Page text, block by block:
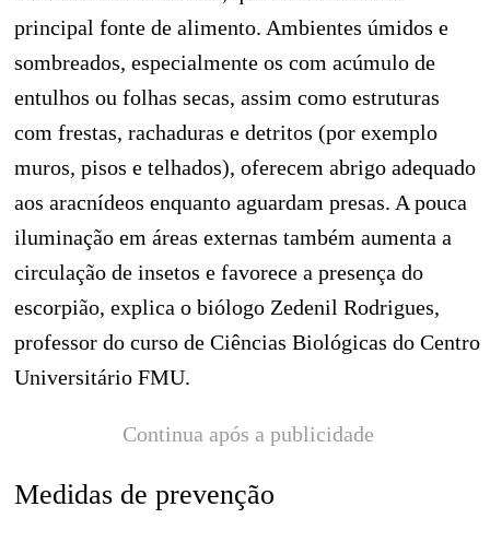
principal fonte de alimento. Ambientes úmidos e
sombreados, especialmente os com acúmulo de
entulhos ou folhas secas, assim como estruturas
com frestas, rachaduras e detritos (por exemplo
muros, pisos e telhados), oferecem abrigo adequado
aos aracnídeos enquanto aguardam presas. A pouca
iluminação em áreas externas também aumenta a
circulação de insetos e favorece a presença do
escorpião, explica o biólogo Zedenil Rodrigues,
professor do curso de Ciências Biológicas do Centro
Universitário FMU.
Continua após a publicidade
Medidas de prevenção